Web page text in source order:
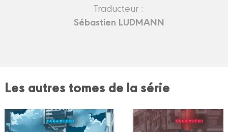
Traducteur :
Sébastien LUDMANN
Les autres tomes de la série